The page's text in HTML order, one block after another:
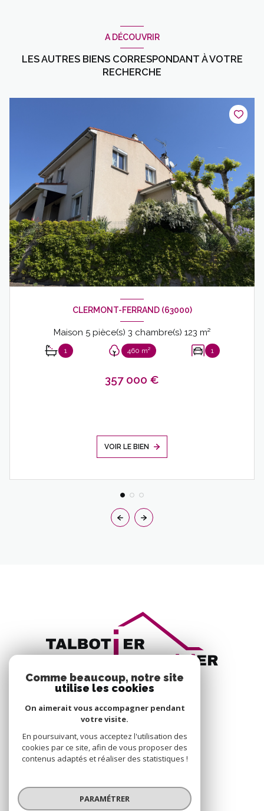
A DÉCOUVRIR
LES AUTRES BIENS CORRESPONDANT À VOTRE
RECHERCHE
CLERMONT-FERRAND (63000)
Maison 5 pièce(s) 3 chambre(s) 123 m²
1 460 m² 1
357 000 €
VOIR LE BIEN
VOTRE ESPACE
ESPACE PROPRIÉTAIRE
SE CONNECTER
Comme beaucoup, notre site
utilise les cookies
On aimerait vous accompagner pendant
votre visite.
En poursuivant, vous acceptez l'utilisation des
cookies par ce site, afin de vous proposer des
contenus adaptés et réaliser des statistiques !
PARAMÉTRER